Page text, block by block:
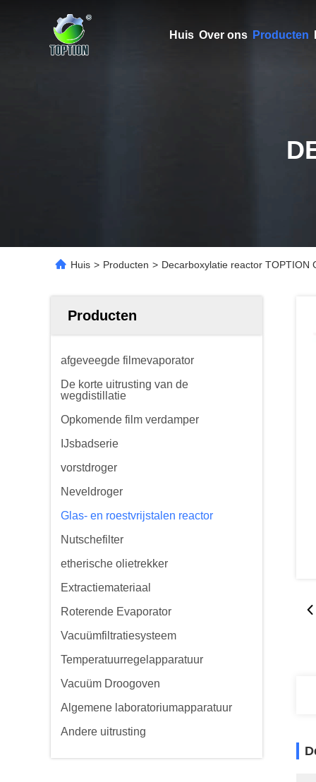
Huis Over ons Producten
Huis > Producten > Decarboxylatie reactor TOPTION
Producten
afgeveegde filmevaporator
De korte uitrusting van de
wegdistillatie
Opkomende film verdamper
IJsbadserie
vorstdroger
Neveldroger
Glas- en roestvrijstalen reactor
Nutschefilter
etherische olietrekker
Extractiemateriaal
Roterende Evaporator
Vacuümfiltratiesysteem
Temperatuurregelapparatuur
Vacuüm Droogoven
Algemene laboratoriumapparatuur
Andere uitrusting